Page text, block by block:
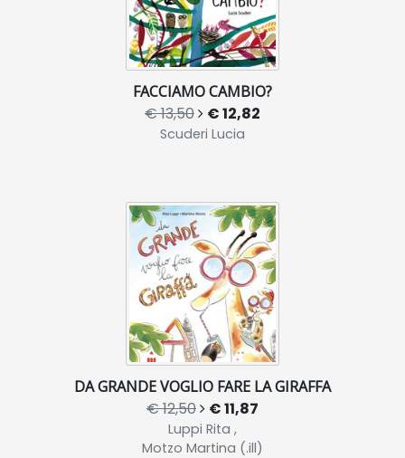
FACCIAMO CAMBIO?
€ 13,50 € 12,82
Scuderi Lucia
DA GRANDE VOGLIO FARE LA GIRAFFA
€ 12,50 € 11,87
Luppi Rita ,
Motzo Martina (.ill)